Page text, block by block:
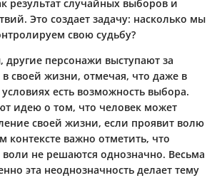
результат случайных выборов и
Это создает задачу: насколько мы
свою судьбу?
другие персонажи выступают за
в своей жизни, отмечая, что даже в
есть возможность выбора.
идею о том, что человек может
своей жизни, если проявит волю
контексте важно отметить, что
не решаются однозначно. Весьма
эта неоднозначность делает тему